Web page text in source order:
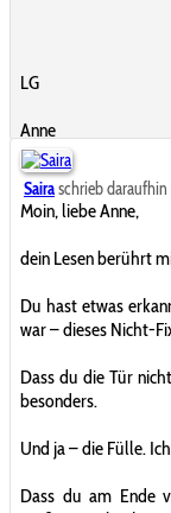
LG
Anne
Sairaschrieb
Moin, liebe Anne,
dein Lesen berührt
Du hast etwas
war – dieses Nicht-
Dass du die Tür
besonders.
Und ja – die Fülle.
Dass du am Ende